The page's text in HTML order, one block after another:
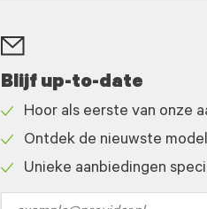
Blijf up-to-date
icon
Hoor als eerste van onze
icon
Ontdek de nieuwste
Unieke aanbiedingen